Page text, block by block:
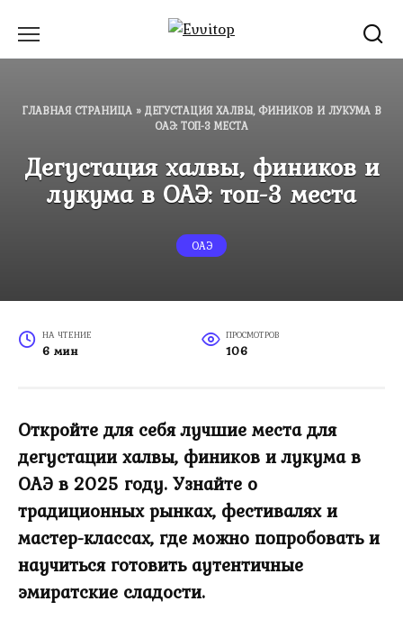
содержанию
ГЛАВНАЯ СТРАНИЦА» ДЕГУСТАЦИЯ ХАЛВЫ, ФИНИКОВ И ЛУКУМА В
ОАЭ: ТОП-3 МЕСТА
Дегустация халвы, фиников и
лукума в ОАЭ: топ-3 места
ОАЭ
НА ЧТЕНИЕ
6 мин
ПРОСМОТРОВ
106
Откройте для себя лучшие места для
дегустации халвы, фиников и лукума в
ОАЭ в 2025 году. Узнайте о
традиционных рынках, фестивалях и
мастер-классах, где можно попробовать и
научиться готовить аутентичные
эмиратские сладости.